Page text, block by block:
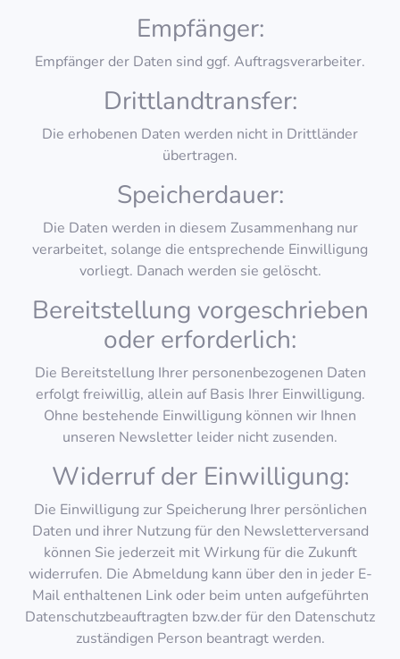
Empfänger:
Empfänger der Daten sind ggf. Auftragsverarbeiter.
Drittlandtransfer:
Die erhobenen Daten werden nicht in Drittländer
übertragen.
Speicherdauer:
Die Daten werden in diesem Zusammenhang nur
verarbeitet, solange die entsprechende Einwilligung
vorliegt. Danach werden sie gelöscht.
Bereitstellung vorgeschrieben
oder erforderlich:
Die Bereitstellung Ihrer personenbezogenen Daten
erfolgt freiwillig, allein auf Basis Ihrer Einwilligung.
Ohne bestehende Einwilligung können wir Ihnen
unseren Newsletter leider nicht zusenden.
Widerruf der Einwilligung:
Die Einwilligung zur Speicherung Ihrer persönlichen
Daten und ihrer Nutzung für den Newsletterversand
können Sie jederzeit mit Wirkung für die Zukunft
widerrufen. Die Abmeldung kann über den in jeder E-
Mail enthaltenen Link oder beim unten aufgeführten
Datenschutzbeauftragten bzw.der für den Datenschutz
zuständigen Person beantragt werden.